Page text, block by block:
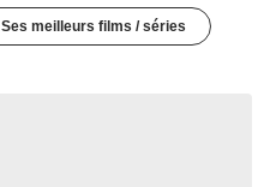
Ses meilleurs films / séries